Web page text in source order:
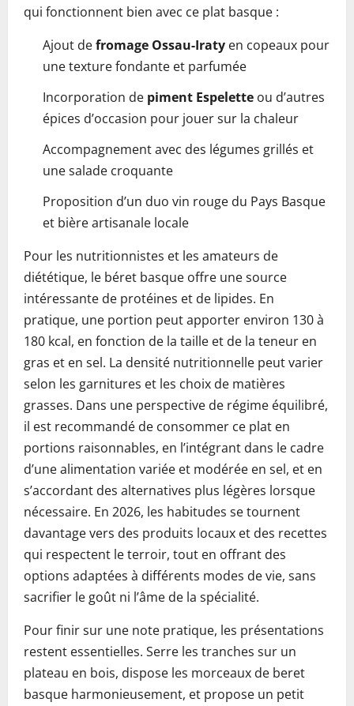
qui fonctionnent bien avec ce plat basque :
Ajout defromage Ossau‑Iraty en copeaux pour
une texture fondante et parfumée
Incorporation de piment Espelette ou d’autres
épices d’occasion pour jouer sur la chaleur
Accompagnement avec des légumes grillés et
une salade croquante
Proposition d’un duo vin rouge du Pays Basque
et bière artisanale locale
Pour les nutritionnistes et les amateurs de
diététique, le béret basque offre une source
intéressante de protéines et de lipides. En
pratique, une portion peut apporter environ 130 à
180 kcal, en fonction de la taille et de la teneur en
gras et en sel. La densité nutritionnelle peut varier
selon les garnitures et les choix de matières
grasses. Dans une perspective de régime équilibré,
il est recommandé de consommer ce plat en
portions raisonnables, en l’intégrant dans le cadre
d’une alimentation variée et modérée en sel, et en
s’accordant des alternatives plus légères lorsque
nécessaire. En 2026, les habitudes se tournent
davantage vers des produits locaux et des recettes
qui respectent le terroir, tout en offrant des
options adaptées à différents modes de vie, sans
sacrifier le goût ni l’âme de la spécialité.
Pour finir sur une note pratique, les présentations
restent essentielles. Serre les tranches sur un
plateau en bois, dispose les morceaux de beret
basque harmonieusement, et propose un petit